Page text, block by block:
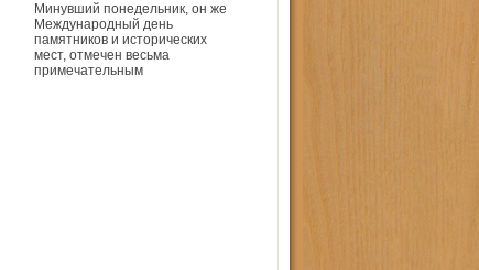
Минувший понедельник, он же
Международный день
памятников и исторических
мест, отмечен весьма
примечательным